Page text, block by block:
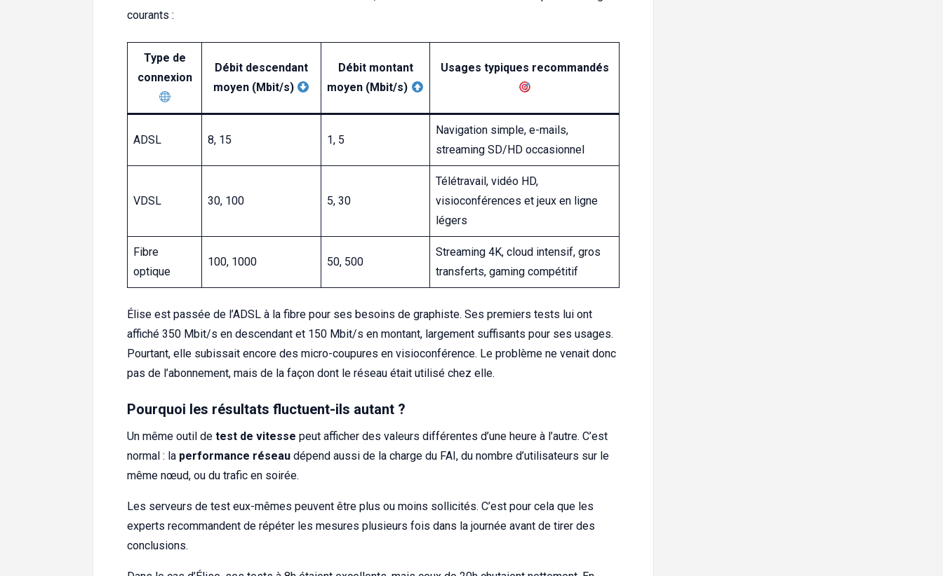
courants :
Type de
connexion
Débit descendant
moyen (Mbit/s)
Débit montant
moyen (Mbit/s)
Usages typiques recommandés
ADSL 8, 15 1, 5
Navigation simple, e-mails,
streaming SD/HD occasionnel
VDSL 30, 100 5, 30
Télétravail, vidéo HD,
visioconférences et jeux en ligne
légers
Fibre
optique
100, 1000 50, 500
Streaming 4K, cloud intensif, gros
transferts, gaming compétitif
Élise est passée de l’ADSL à la fibre pour ses besoins de graphiste. Ses premiers tests lui ont
affiché 350 Mbit/s en descendant et 150 Mbit/s en montant, largement suffisants pour ses usages.
Pourtant, elle subissait encore des micro-coupures en visioconférence. Le problème ne venait donc
pas de l’abonnement, mais de la façon dont le réseau était utilisé chez elle.
Pourquoi les résultats fluctuent-ils autant ?
Un même outil de test de vitesse peut afficher des valeurs différentes d’une heure à l’autre. C’est
normal : la performance réseau dépend aussi de la charge du FAI, du nombre d’utilisateurs sur le
même nœud, ou du trafic en soirée.
Les serveurs de test eux-mêmes peuvent être plus ou moins sollicités. C’est pour cela que les
experts recommandent de répéter les mesures plusieurs fois dans la journée avant de tirer des
conclusions.